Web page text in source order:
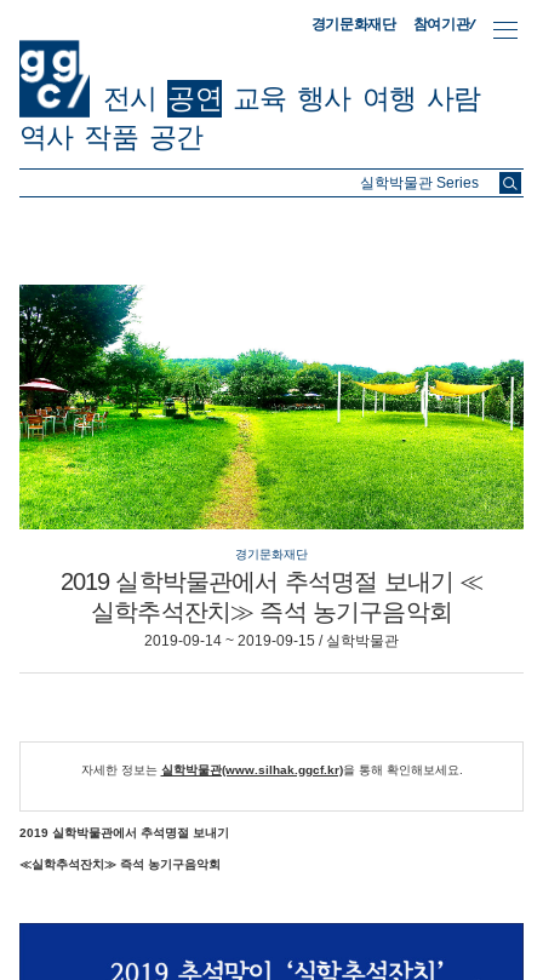
경기문화재단 참여기관/
전시 공연 교육 행사 여행 사람
역사 작품 공간
ggc/
경기문화재단
2019 실학박물관에서 추석명절 보내기 ≪
실학추석잔치≫ 즉석 농기구음악회
2019-09-14 ~ 2019-09-15 / 실학박물관
자세한 정보는 실학박물관(www.silhak.ggcf.kr)을 통해 확인해보세요.
2019 실학박물관에서 추석명절 보내기
≪실학추석잔치≫ 즉석 농기구음악회